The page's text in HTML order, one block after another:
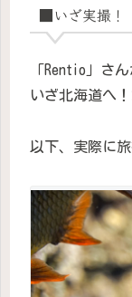
■いざ実撮！
「Rentio」さ
いざ北海道へ
以下、実際に